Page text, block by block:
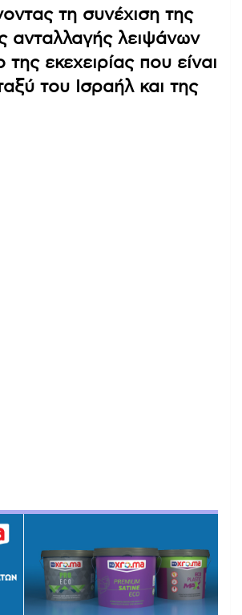
τη συνέχιση της
ανταλλαγής λειψάνων
της εκεχειρίας που είναι
του Ισραήλ και της